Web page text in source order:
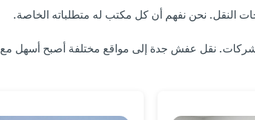
النقل. نحن نفهم أن كل مكتب له متطلباته الخاصة.
للشركات. نقل عفش جدة إلى مواقع مختلفة أصبح أسهل مع